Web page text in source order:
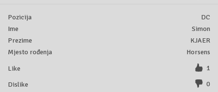
DC
Simon
KJAER
Horsens
1
0